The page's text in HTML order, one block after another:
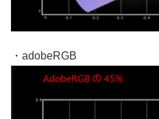
・adobeRGB